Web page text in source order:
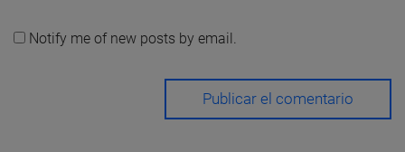
Notify me of new posts by email.